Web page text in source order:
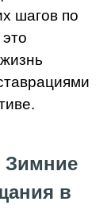
шагов по
Зимние
в